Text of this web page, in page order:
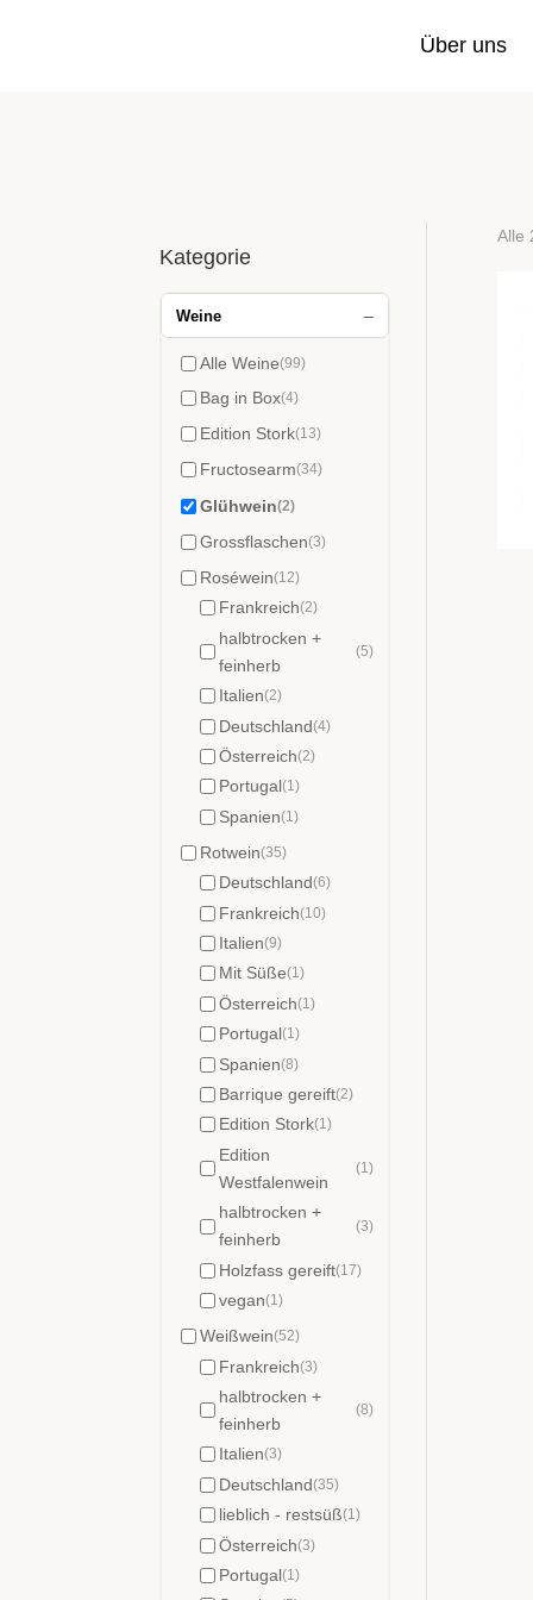
Über uns
Kategorie
Weine –
Alle Weine(99)
Bag in Box(4)
Edition Stork(13)
Fructosearm(34)
Glühwein(2)
Grossflaschen(3)
Roséwein(12)
Frankreich(2)
halbtrocken +
feinherb
(5)
Italien(2)
Deutschland(4)
Österreich(2)
Portugal(1)
Spanien(1)
Rotwein(35)
Deutschland(6)
Frankreich(10)
Italien(9)
Mit Süße(1)
Österreich(1)
Portugal(1)
Spanien(8)
Barrique gereift(2)
Edition Stork(1)
Edition
Westfalenwein
(1)
halbtrocken +
feinherb
(3)
Holzfass gereift(17)
vegan(1)
Weißwein(52)
Frankreich(3)
halbtrocken +
feinherb
(8)
Italien(3)
Deutschland(35)
lieblich - restsüß(1)
Österreich(3)
Portugal(1)
Alle